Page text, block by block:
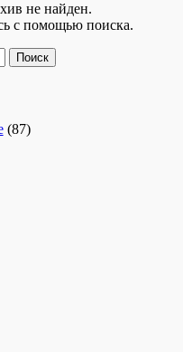
не найден.
с помощью поиска.
(87)